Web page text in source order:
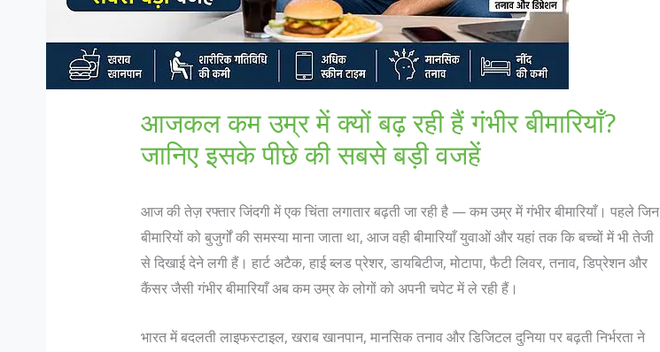
आजकल कम उम्र में क्यों बढ़ रही हैं गंभीर बीमारियाँ?
जानिए इसके पीछे की सबसे बड़ी वजहें
आज की तेज़ रफ्तार जिंदगी में एक चिंता लगातार बढ़ती जा रही है — कम उम्र में गंभीर बीमारियाँ। पहले जिन
बीमारियों को बुजुर्गों की समस्या माना जाता था, आज वही बीमारियाँ युवाओं और यहां तक कि बच्चों में भी तेजी
से दिखाई देने लगी हैं। हार्ट अटैक, हाई ब्लड प्रेशर, डायबिटीज, मोटापा, फैटी लिवर, तनाव, डिप्रेशन और
कैंसर जैसी गंभीर बीमारियाँ अब कम उम्र के लोगों को अपनी चपेट में ले रही हैं।
भारत में बदलती लाइफस्टाइल, खराब खानपान, मानसिक तनाव और डिजिटल दुनिया पर बढ़ती निर्भरता ने